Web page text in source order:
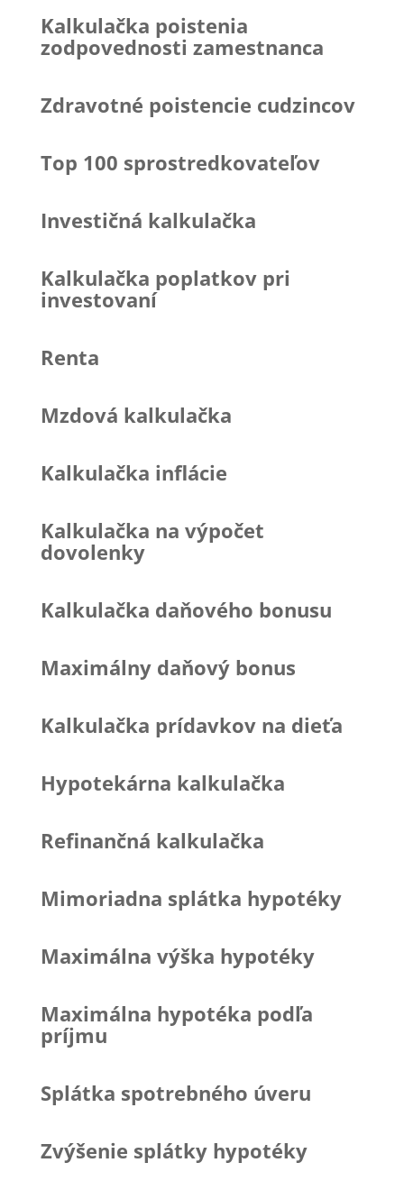
Kalkulačka poistenia
zodpovednosti zamestnanca
Zdravotné poistencie cudzincov
Top 100 sprostredkovateľov
Investičná kalkulačka
Kalkulačka poplatkov pri
investovaní
Renta
Mzdová kalkulačka
Kalkulačka inflácie
Kalkulačka na výpočet
dovolenky
Kalkulačka daňového bonusu
Maximálny daňový bonus
Kalkulačka prídavkov na dieťa
Hypotekárna kalkulačka
Refinančná kalkulačka
Mimoriadna splátka hypotéky
Maximálna výška hypotéky
Maximálna hypotéka podľa
príjmu
Splátka spotrebného úveru
Zvýšenie splátky hypotéky